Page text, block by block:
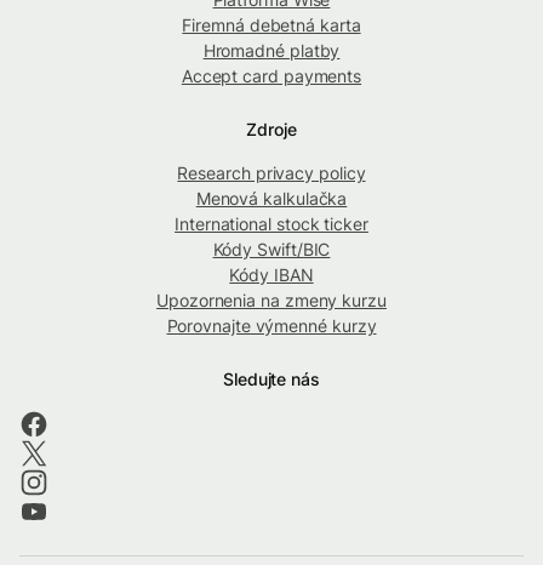
Firemná debetná karta
Hromadné platby
Accept card payments
Zdroje
Research privacy policy
Menová kalkulačka
International stock ticker
Kódy Swift/BIC
Kódy IBAN
Upozornenia na zmeny kurzu
Porovnajte výmenné kurzy
Sledujte nás